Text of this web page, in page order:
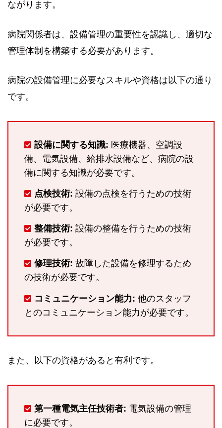
ながります。
病院関係者は、設備管理の重要性を認識し、適切な
管理体制を構築する必要があります。
病院の設備管理に必要なスキルや資格は以下の通り
です。
設備に関する知識: 医療機器、空調設
備、電気設備、給排水設備など、病院の設
備に関する知識が必要です。
点検技術: 設備の点検を行うための技術
が必要です。
整備技術: 設備の整備を行うための技術
が必要です。
修理技術: 故障した設備を修理するため
の技術が必要です。
コミュニケーション能力: 他のスタッフ
とのコミュニケーション能力が必要です。
また、以下の資格があると有利です。
第一種電気主任技術者: 電気設備の管理
に必要です。